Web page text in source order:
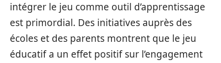
intégrer le jeu comme outil d’apprentissage
est primordial. Des initiatives auprès des
écoles et des parents montrent que le jeu
éducatif a un effet positif sur l’engagement